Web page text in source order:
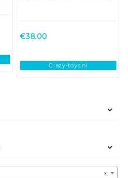
€38.00
Crazy-toys.nl
×